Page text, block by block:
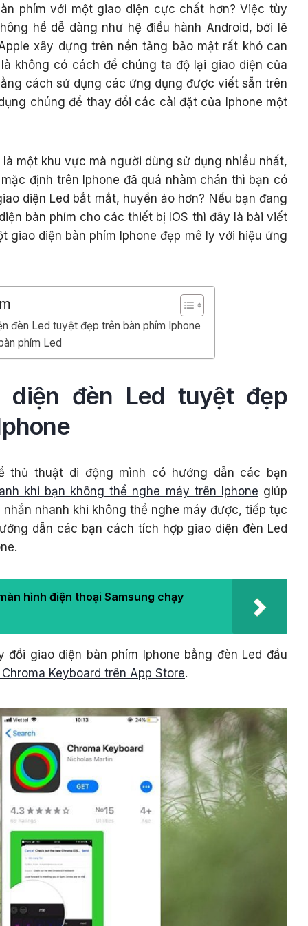
phím với một giao diện cực chất hơn? Việc tùy
hề dễ dàng như hệ điều hành Android, bởi lẽ
xây dựng trên nền tảng bảo mật rất khó can
không có cách để chúng ta độ lại giao diện của
cách sử dụng các ứng dụng được viết sẵn trên
chúng để thay đổi các cài đặt của Iphone một
một khu vực mà người dùng sử dụng nhiều nhất,
định trên Iphone đã quá nhàm chán thì bạn có
diện Led bắt mắt, huyền ảo hơn? Nếu bạn đang
bàn phím cho các thiết bị IOS thì đây là bài viết
giao diện bàn phím Iphone đẹp mê ly với hiệu ứng
đèn Led tuyệt đẹp trên bàn phím Iphone
phím Led
diện đèn Led tuyệt đẹp
thủ thuật di động mình có hướng dẫn các bạn
khi bạn không thể nghe máy trên Iphone giúp
nhanh khi không thể nghe máy được, tiếp tục
dẫn các bạn cách tích hợp giao diện đèn Led
hình điện thoại Samsung chạy
giao diện bàn phím Iphone bằng đèn Led đầu
Keyboard trên App Store.